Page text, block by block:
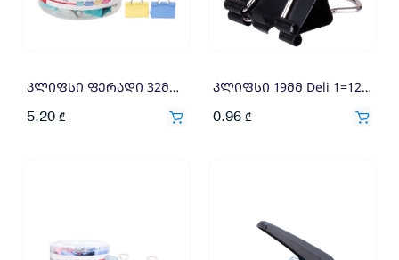
კლიფსი ფერადი 32მმ Deli 24ც 8553A
5.20 ₾
კლიფსი 19მმ Deli 1=12×0.08
0.96 ₾